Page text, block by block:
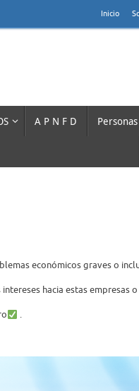
Inicio
A P N F D
económicos graves o
hacia estas empresas o
.